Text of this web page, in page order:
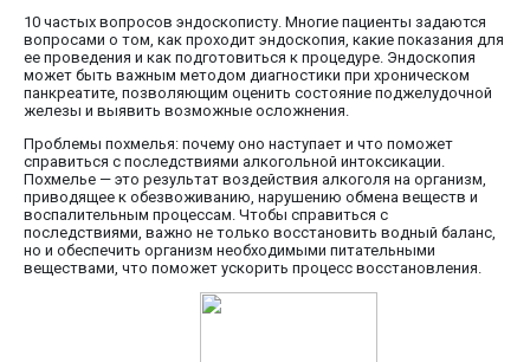
10 частых вопросов эндоскописту. Многие пациенты задаются
вопросами о том, как проходит эндоскопия, какие показания для
ее проведения и как подготовиться к процедуре. Эндоскопия
может быть важным методом диагностики при хроническом
панкреатите, позволяющим оценить состояние поджелудочной
железы и выявить возможные осложнения.
Проблемы похмелья: почему оно наступает и что поможет
справиться с последствиями алкогольной интоксикации.
Похмелье — это результат воздействия алкоголя на организм,
приводящее к обезвоживанию, нарушению обмена веществ и
воспалительным процессам. Чтобы справиться с
последствиями, важно не только восстановить водный баланс,
но и обеспечить организм необходимыми питательными
веществами, что поможет ускорить процесс восстановления.